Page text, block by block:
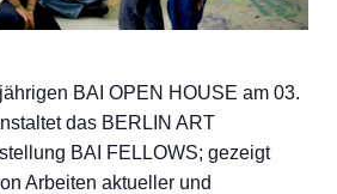
BAI OPEN HOUSE am 03.
das BERLIN ART
BAI FELLOWS; gezeigt
Arbeiten aktueller und